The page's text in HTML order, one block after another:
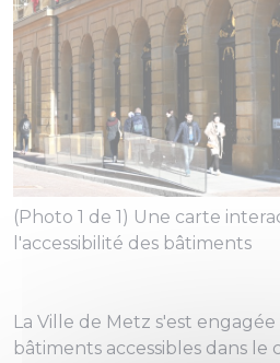
(Photo 1 de 1) Une carte
l'accessibilité des bâtiments
La Ville de Metz s'est
bâtiments accessibles dans